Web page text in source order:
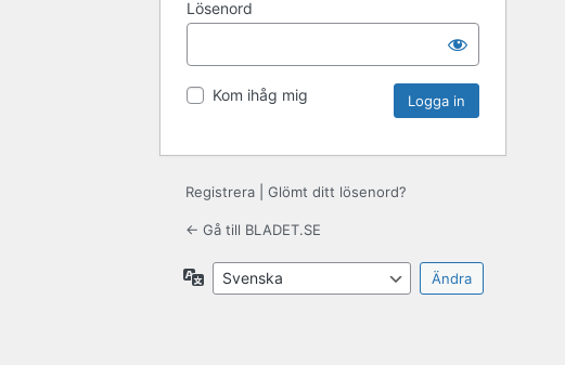
Lösenord
Kom ihåg mig
Registrera Glömt ditt lösenord?
← Gå till BLADET.SE
Språk